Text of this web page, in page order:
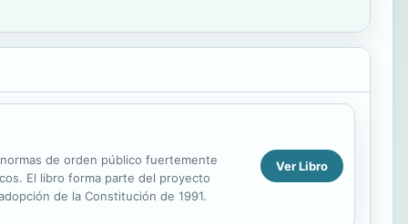
de orden público fuertemente
El libro forma parte del proyecto
de la Constitución de 1991.
Ver Libro